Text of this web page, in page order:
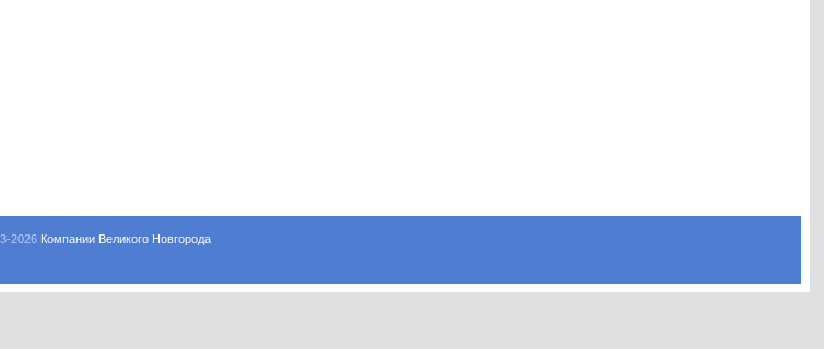
2026 Компании Великого Новгорода